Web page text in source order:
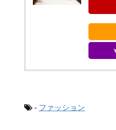
- ファッション